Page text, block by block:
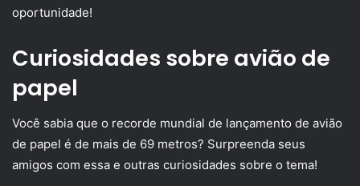
oportunidade!
Curiosidades sobre avião de
papel
Você sabia que o recorde mundial de lançamento de avião
de papel é de mais de 69 metros? Surpreenda seus
amigos com essa e outras curiosidades sobre o tema!